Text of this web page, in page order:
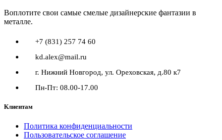
Воплотите свои самые смелые дизайнерские фантазии в
металле.
+7 (831) 257 74 60
kd.alex@mail.ru
г. Нижний Новгород, ул. Ореховская, д.80 к7
Пн-Пт: 08.00-17.00
Клиентам
Политика конфиденциальности
Пользовательское соглашение